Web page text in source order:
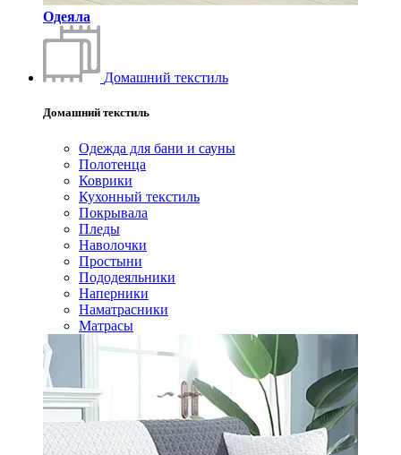
Одеяла
Домашний текстиль
Домашний текстиль
Одежда для бани и сауны
Полотенца
Коврики
Кухонный текстиль
Покрывала
Пледы
Наволочки
Простыни
Пододеяльники
Наперники
Наматрасники
Матрасы